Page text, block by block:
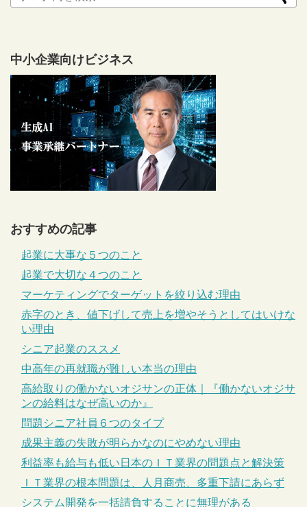
中小企業向けビジネス
おすすめの記事
起業に大事な５つのこと
起業で大切な４つのこと
マーケティングでターゲットを絞り込む理由
赤字のとき、値下げして売上を増やそうとしてはいけな
い理由
シニア起業のススメ
中高年の再就職が難しい本当の理由
高給取りの働かないオジサンの正体｜『働かないオジサ
ンの給料はなぜ高いのか』
問題シニア社員６つのタイプ
成果主義の失敗が明らかなのにやめない理由
利益率も給与も低い日本のＩＴ業界の問題点と解決策
ＩＴ業界の根本問題は、人月商売、多重下請にあらず
システム開発を一括請負することに無理がある